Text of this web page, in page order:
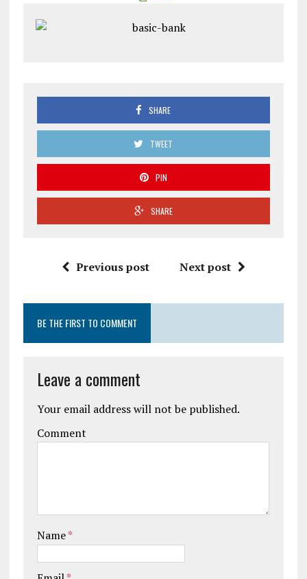
SHARE
TWEET
PIN
SHARE
Previous post Next post
BE THE FIRST TO COMMENT
Leave a comment
Your email address will not be published.
Comment
Name*